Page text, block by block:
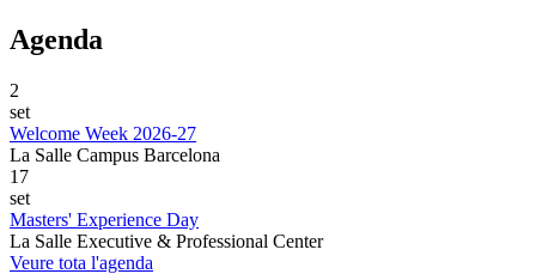
Agenda
2
set
Welcome Week 2026-27
La Salle Campus Barcelona
17
set
Masters' Experience Day
La Salle Executive & Professional Center
Veure tota l'agenda